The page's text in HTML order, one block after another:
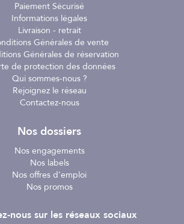
Paiement Sécurisé
Informations légales
Livraison - retrait
Générales de vente
Générales de réservation
de protection des données
Qui sommes-nous ?
Rejoignez le réseau
Contactez-nous
Nos dossiers
Nos engagements
Nos labels
Nos offres d'emploi
Nos promos
nous sur les réseaux sociaux